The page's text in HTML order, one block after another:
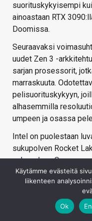
suorituskykyisempi
ainoastaan RTX
Doomissa.
Seuraavaksi
uudet Zen 3 -
sarjan prosessorit,
marraskuuta.
pelisuorituskykyyn,
alhasemmilla
umpeen ja osassa
Intel on puolestaan
sukupolven Rocket
sukupolven Core-
ensimmäisellä
ne sopivat nykyiseen
emolevyille. Myös
parempaa
Käytämme evästeitä
liikenteen
Ok